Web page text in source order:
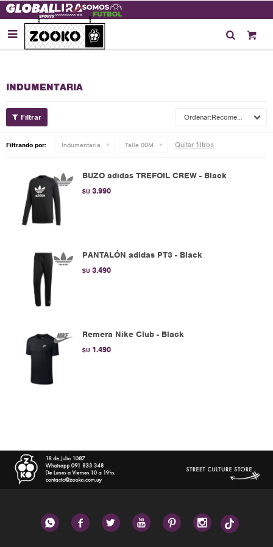

INDUMENTARIA
Recomendados
Filtrando por: Indumentaria Talle 00M Quitar filtros
BUZO adidas TREFOIL CREW - Black
$U 3.990
PANTALÓN adidas PT3 - Black
$U 3.490
Remera Nike Club - Black
$U 1.490
     